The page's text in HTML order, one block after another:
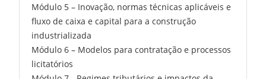
Módulo 5 – Inovação, normas técnicas aplicáveis e
fluxo de caixa e capital para a construção
industrializada
Módulo 6 – Modelos para contratação e processos
licitatórios